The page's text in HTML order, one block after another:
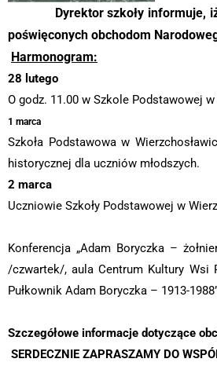
Dyrektor szkoły informuje,
poświęconych obchodom
Harmonogram:
28 lutego
O godz. 11.00 w Szkole Podstawowej
1 marca
Szkoła Podstawowa w
historycznej dla uczniów młodszych.
2 marca
Uczniowie Szkoły Podstawowej w
Konferencja „Adam Boryczka –
/czwartek/, aula Centrum Kultury Wsi
Pułkownik Adam Boryczka – 1913-
Szczegółowe informacje dotyczące
SERDECZNIE ZAPRASZAMY DO